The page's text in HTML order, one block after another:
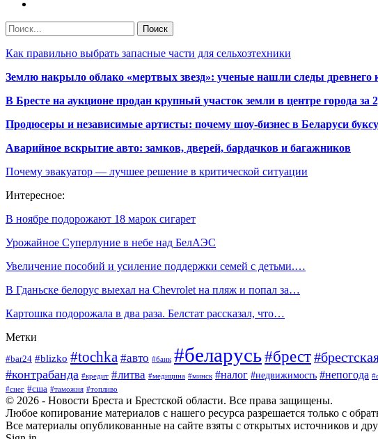
Как правильно выбрать запасные части для сельхозтехники
Землю накрыло облако «мертвых звезд»: ученые нашли следы древнего
В Бресте на аукционе продан крупный участок земли в центре города за
Продюсеры и независимые артисты: почему шоу-бизнес в Беларуси
Аварийное вскрытие авто: замков, дверей, бардачков и багажников
Почему эвакуатор — лучшее решение в критической ситуации
Интересное:
В ноябре подорожают 18 марок сигарет
Урожайное Суперлуние в небе над БелАЭС
Увеличение пособий и усиление поддержки семей с детьми.…
В Гданьске белорус выехал на Chevrolet на пляж и попал за…
Картошка подорожала в два раза. Белстат рассказал, что…
Метки
#bar24 #blizko #tochka #авто #банк #беларусь#брест
#контрабанда #кредит #литва #медицина #минск #налог #недвижимость #непогода
#снег #сша #таможня #топливо
© 2026 - Новости Бреста и Брестской области. Все права защищены.
Любое копирование материалов с нашего ресурса разрешается только с
Все материалы опубликованные на сайте взяты с открытых источников и